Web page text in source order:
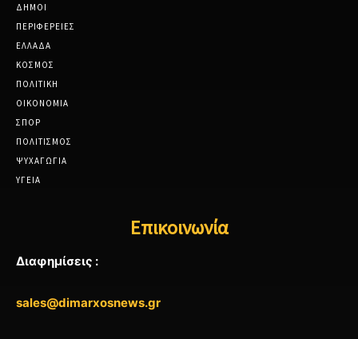
ΔΗΜΟΙ
ΠΕΡΙΦΕΡΕΙΕΣ
ΕΛΛΑΔΑ
ΚΟΣΜΟΣ
ΠΟΛΙΤΙΚΗ
ΟΙΚΟΝΟΜΙΑ
ΣΠΟΡ
ΠΟΛΙΤΙΣΜΟΣ
ΨΥΧΑΓΩΓΙΑ
ΥΓΕΙΑ
Επικοινωνία
Διαφημίσεις :
sales@dimarxosnews.gr